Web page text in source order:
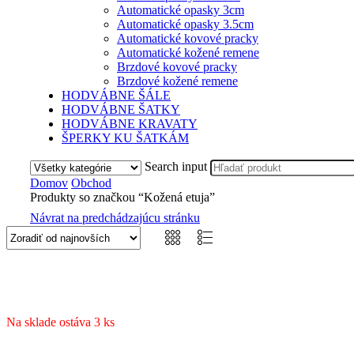
Automatické opasky 3cm
Automatické opasky 3.5cm
Automatické kovové pracky
Automatické kožené remene
Brzdové kovové pracky
Brzdové kožené remene
HODVÁBNE ŠÁLE
HODVÁBNE ŠATKY
HODVÁBNE KRAVATY
ŠPERKY KU ŠATKÁM
Search input
Domov Obchod
Produkty so značkou “Kožená etuja”
Návrat na predchádzajúcu stránku
Na sklade ostáva 3 ks